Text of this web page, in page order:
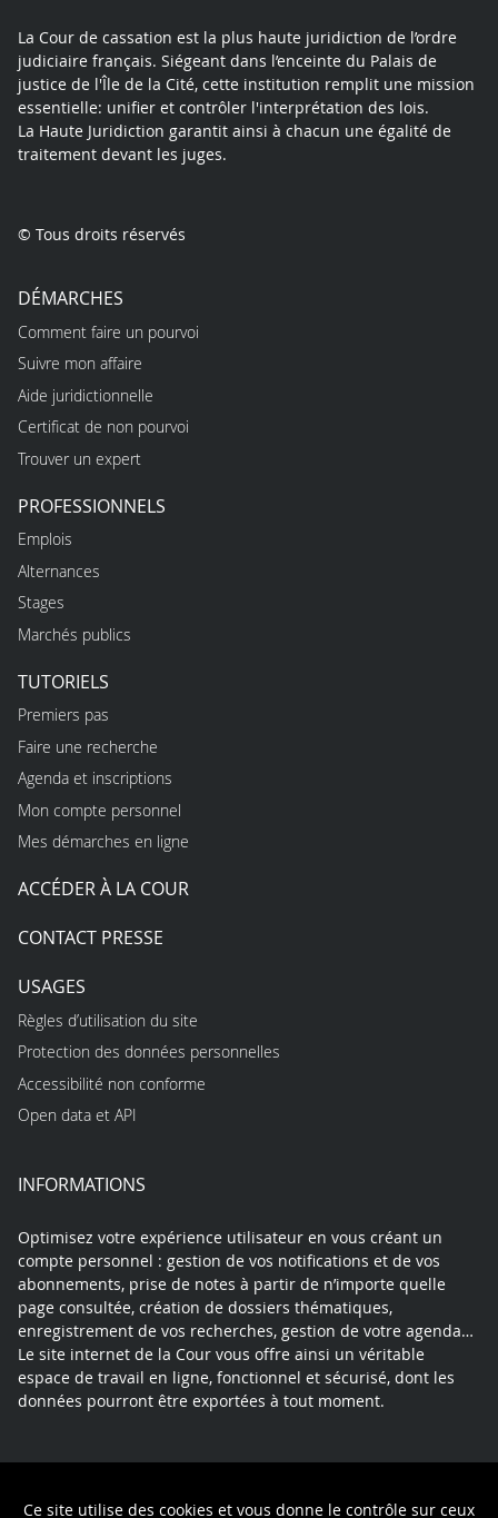
Ce site utilise des cookies et vous donne le contrôle sur ceux
La Cour de cassation est la plus haute juridiction de l’ordre
judiciaire français. Siégeant dans l’enceinte du Palais de
justice de l'Île de la Cité, cette institution remplit une mission
essentielle: unifier et contrôler l'interprétation des lois.
La Haute Juridiction garantit ainsi à chacun une égalité de
traitement devant les juges.
© Tous droits réservés
DÉMARCHES
Comment faire un pourvoi
Suivre mon affaire
Aide juridictionnelle
Certificat de non pourvoi
Trouver un expert
PROFESSIONNELS
Emplois
Alternances
Stages
Marchés publics
TUTORIELS
Premiers pas
Faire une recherche
Agenda et inscriptions
Mon compte personnel
Mes démarches en ligne
ACCÉDER À LA COUR
CONTACT PRESSE
USAGES
Règles d’utilisation du site
Protection des données personnelles
Accessibilité non conforme
Open data et API
INFORMATIONS
Optimisez votre expérience utilisateur en vous créant un
compte personnel : gestion de vos notifications et de vos
abonnements, prise de notes à partir de n’importe quelle
page consultée, création de dossiers thématiques,
enregistrement de vos recherches, gestion de votre agenda…
Le site internet de la Cour vous offre ainsi un véritable
espace de travail en ligne, fonctionnel et sécurisé, dont les
données pourront être exportées à tout moment.